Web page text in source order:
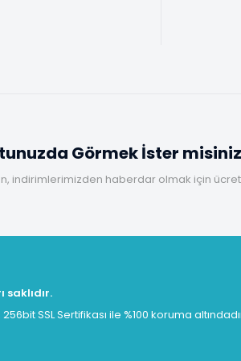
Görmek İster
indirimlerimizden haberdar olmak için
saklıdır.
SSL Sertifikası ile %100 koruma